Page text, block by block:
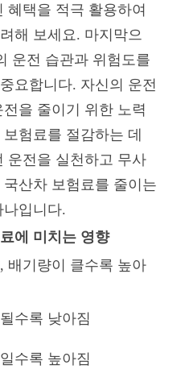
혜택을 적극 활용하여
해 보세요. 마지막으
운전 습관과 위험도를
요합니다. 자신의 운전
을 줄이기 위한 노력
험료를 절감하는 데
운전을 실천하고 무사
산차 보험료를 줄이는
입니다.
에 미치는 영향
배기량이 클수록 높아
수록 낮아짐
수록 높아짐